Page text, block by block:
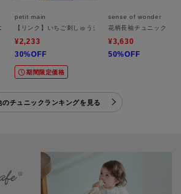
ック
petit main
【リンク】いちご刺しゅうシャーリングチュニック
¥2,233
30%OFF
期間限定価格
sense of wonder
花柄長袖チュニック
¥3,630
50%OFF
のチュニックランキングを見る